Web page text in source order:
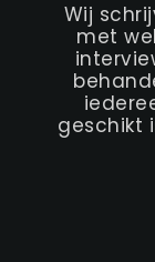
Wij
met
geschikt